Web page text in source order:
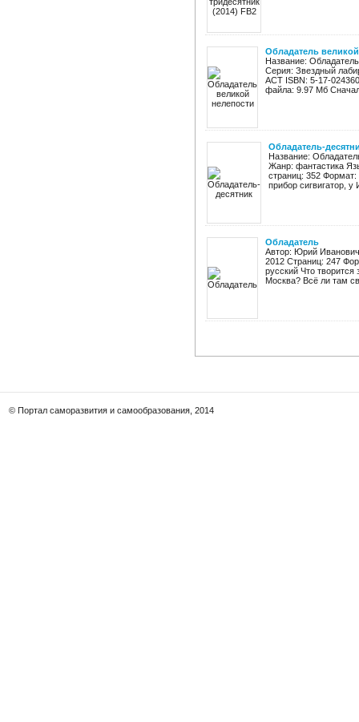
Обладатель
Название:
Серия: Звездный
АСТ ISBN: 5-17-
файла: 9.97 Мб
Обладатель-
Название:
Жанр: фантастика
страниц: 352
прибор сигвигатор, у
Обладатель
Автор: Юрий
2012 Страниц: 247
русский Что творится
Москва? Всё ли там
© Портал саморазвития и самообразования, 2014